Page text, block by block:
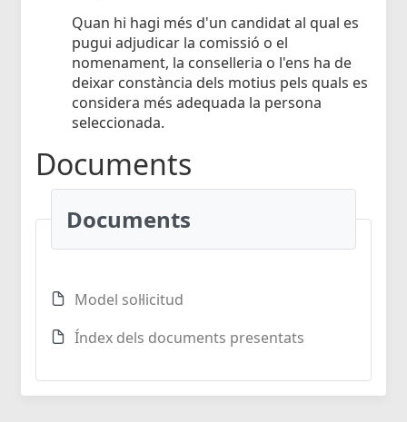
Quan hi hagi més d'un candidat al qual es
pugui adjudicar la comissió o el
nomenament, la conselleria o l'ens ha de
deixar constància dels motius pels quals es
considera més adequada la persona
seleccionada.
Documents
Documents
Model sol·licitud
Índex dels documents presentats